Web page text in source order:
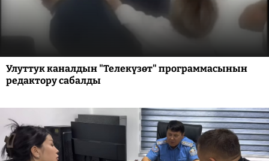
Улуттук каналдын "Телекүзөт" программасынын
редактору сабалды